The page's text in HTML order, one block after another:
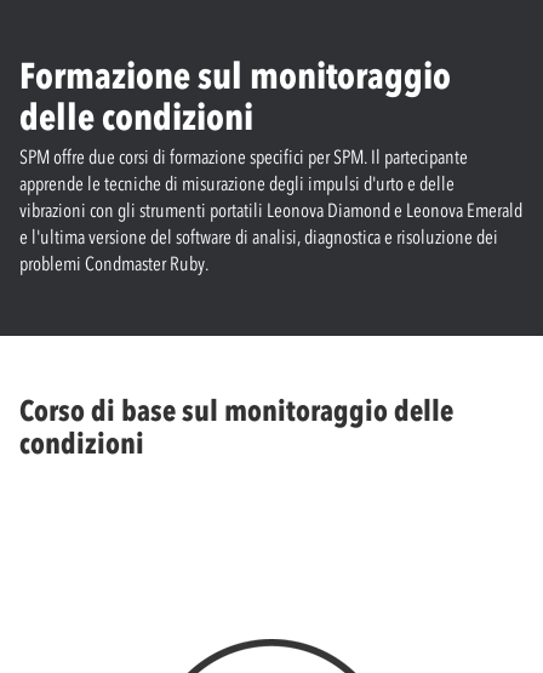
Formazione sul monitoraggio
delle condizioni
SPM offre due corsi di formazione specifici per SPM. Il partecipante
apprende le tecniche di misurazione degli impulsi d'urto e delle
vibrazioni con gli strumenti portatili Leonova Diamond e Leonova Emerald
e l'ultima versione del software di analisi, diagnostica e risoluzione dei
problemi Condmaster Ruby.
Corso di base sul monitoraggio delle
condizioni